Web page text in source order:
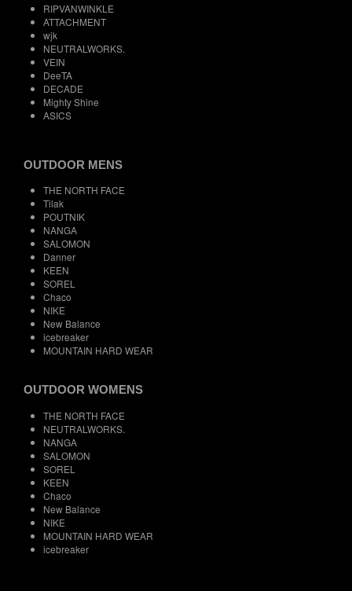
RIPVANWINKLE
ATTACHMENT
wjk
NEUTRALWORKS.
VEIN
DeeTA
DECADE
Mighty Shine
ASICS
OUTDOOR MENS
THE NORTH FACE
Tilak
POUTNIK
NANGA
SALOMON
Danner
KEEN
SOREL
Chaco
NIKE
New Balance
icebreaker
MOUNTAIN HARD WEAR
OUTDOOR WOMENS
THE NORTH FACE
NEUTRALWORKS.
NANGA
SALOMON
SOREL
KEEN
Chaco
New Balance
NIKE
MOUNTAIN HARD WEAR
icebreaker